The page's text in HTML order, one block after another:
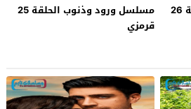
مسلسل ورود وذنوب الحلقة 26
مسلسل ورود وذنوب الحلقة 25
قرمزي